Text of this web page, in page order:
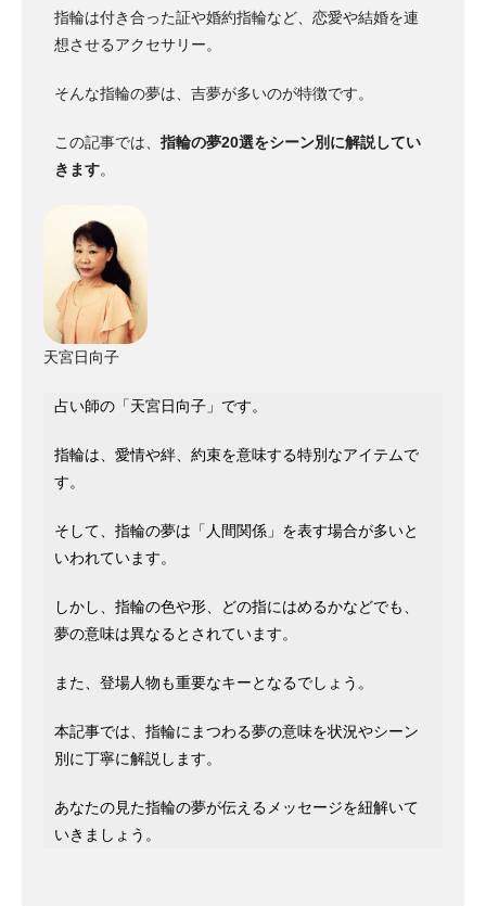
指輪は付き合った証や婚約指輪など、恋愛や結婚を連
想させるアクセサリー。
そんな指輪の夢は、吉夢が多いのが特徴です。
この記事では、 指輪の夢20選をシーン別に解説してい
きます。
天宮日向子
占い師の「天宮日向子」です。
指輪は、愛情や絆、約束を意味する特別なアイテムで
す。
そして、指輪の夢は「人間関係」を表す場合が多いと
いわれています。
しかし、指輪の色や形、どの指にはめるかなどでも、
夢の意味は異なるとされています。
また、登場人物も重要なキーとなるでしょう。
本記事では、指輪にまつわる夢の意味を状況やシーン
別に丁寧に解説します。
あなたの見た指輪の夢が伝えるメッセージを紐解いて
いきましょう。